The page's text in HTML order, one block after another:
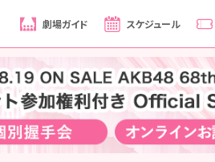
劇場ガイド スケジュール